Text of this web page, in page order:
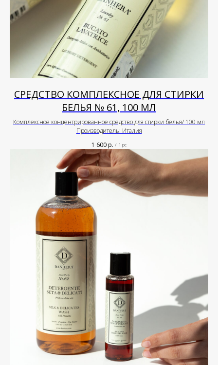
СРЕДСТВО КОМПЛЕКСНОЕ ДЛЯ СТИРКИ
БЕЛЬЯ № 61, 100 МЛ
Комплексное концентрированное средство для стирки белья/ 100 мл
Производитель: Италия
1 600р. / 1 pc